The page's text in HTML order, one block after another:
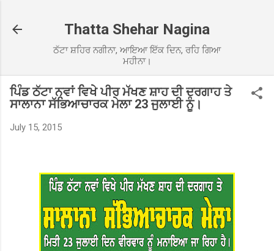
Thatta Shehar Nagina
ਠੱਟਾ ਸ਼ਹਿਰ ਨਗੀਨਾ, ਆਇਆ ਇੱਕ ਦਿਨ, ਰਹਿ ਗਿਆ
ਮਹੀਨਾ।
ਪਿੰਡ ਠੱਟਾ ਨਵਾਂ ਵਿਖੇ ਪੀਰ ਮੱਖਣ ਸ਼ਾਹ ਦੀ ਦਰਗਾਹ ਤੇ
ਸਾਲਾਨਾ ਸੱਭਿਆਚਾਰਕ ਮੇਲਾ 23 ਜੁਲਾਈ ਨੂੰ।
July 15, 2015